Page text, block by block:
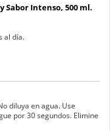
Sabor Intenso, 500 ml.
al día.
diluya en agua. Use
por 30 segundos. Elimine